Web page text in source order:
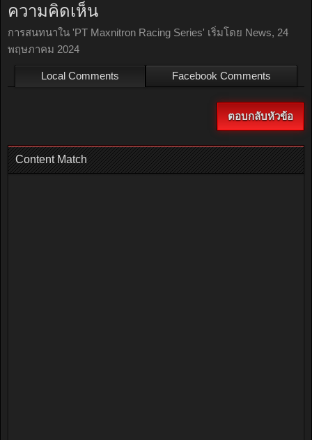
ความคิดเห็น
การสนทนาใน 'PT Maxnitron Racing Series' เริ่มโดย News, 24
พฤษภาคม 2024
Local Comments Facebook Comments
ตอบกลับหัวข้อ
Content Match